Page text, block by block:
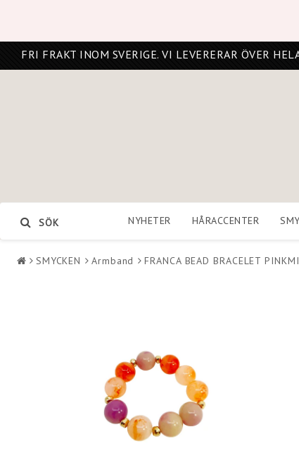
FRI FRAKT INOM SVERIGE. VI LEVERERAR ÖVER
NYHETER HÅRACCENTER
SÖK
SMYCKEN Armband FRANCA BEAD BRACELET